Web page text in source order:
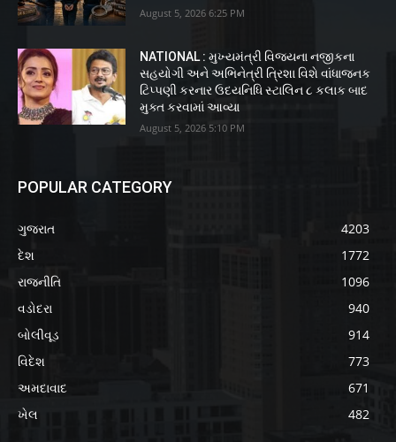
August 5, 2026 6:25 PM
NATIONAL : મુખ્યમંત્રી વિજયના નજીકના
સહયોગી અને અભિનેત્રી ત્રિશા વિશે વાંધાજનક
ટિપ્પણી કરનાર ઉદયનિધિ સ્ટાલિન ૮ કલાક બાદ
મુક્ત કરવામાં આવ્યા
August 5, 2026 5:10 PM
POPULAR CATEGORY
ગુજરાત
4203
દેશ
1772
રાજનીતિ
1096
વડોદરા
940
બોલીવૂડ
914
વિદેશ
773
અમદાવાદ
671
ખેલ
482